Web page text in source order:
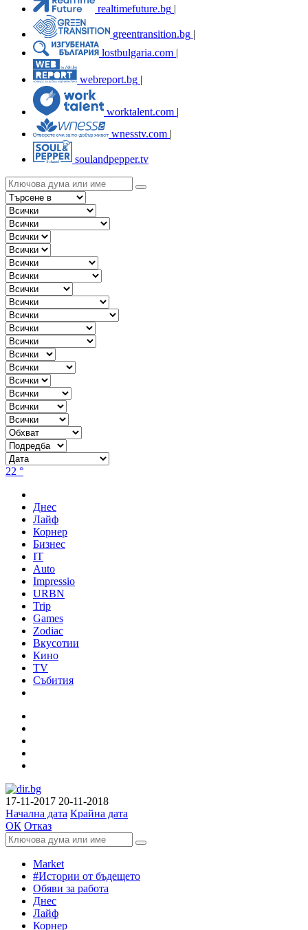
realtimefuture.bg |
greentransition.bg |
lostbulgaria.com |
webreport.bg
worktalent.com |
wnesstv.com |
soulandpepper.tv
22 °
Днес
Лайф
Корнер
Бизнес
IT
Auto
Impressio
URBN
Trip
Games
Zodiac
Вкусотии
Кино
TV
Събития
17-11-2017 20-11-2018
Начална дата Крайна дата
ОК Отказ
Market
#Истории от бъдещето
Обяви за работа
Днес
Лайф
Корнер